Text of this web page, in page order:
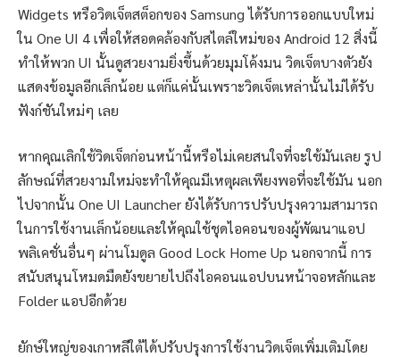
Widgets หรือวิดเจ็ตสต็อกของ Samsung ได้รับการออกแบบใหม่
ใน One UI 4 เพื่อให้สอดคล้องกับสไตล์ใหม่ของ Android 12 สิ่งนี้
ทำให้พวก UI นั้นดูสวยงามยิ่งขึ้นด้วยมุมโค้งมน วิดเจ็ตบางตัวยัง
แสดงข้อมูลอีกเล็กน้อย แต่ก็แค่นั้นเพราะวิดเจ็ตเหล่านั้นไม่ได้รับ
ฟังก์ชันใหม่ๆ เลย
หากคุณเลิกใช้วิดเจ็ตก่อนหน้านี้หรือไม่เคยสนใจที่จะใช้มันเลย รูป
ลักษณ์ที่สวยงามใหม่จะทำให้คุณมีเหตุผลเพียงพอที่จะใช้มัน นอก
ไปจากนั้น One UI Launcher ยังได้รับการปรับปรุงความสามารถ
ในการใช้งานเล็กน้อยและให้คุณใช้ชุดไอคอนของผู้พัฒนาแอป
พลิเคชั่นอื่นๆ ผ่านโมดูล Good Lock Home Up นอกจากนี้ การ
สนับสนุนโหมดมืดยังขยายไปถึงไอคอนแอปบนหน้าจอหลักและ
Folder แอปอีกด้วย
ยักษ์ใหญ่ของเกาหลีใต้ได้ปรับปรุงการใช้งานวิดเจ็ตเพิ่มเติมโดย